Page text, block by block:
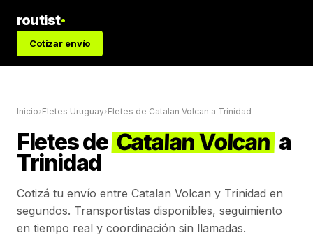
routist
Cotizar envío
Inicio›Fletes Uruguay›Fletes de Catalan Volcan a Trinidad
Fletes de Catalan Volcan a
Trinidad
Cotizá tu envío entre Catalan Volcan y Trinidad en
segundos. Transportistas disponibles, seguimiento
en tiempo real y coordinación sin llamadas.